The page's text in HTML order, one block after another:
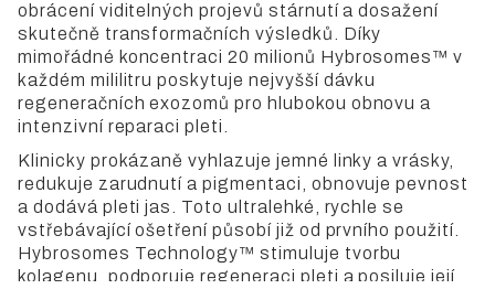
obrácení viditelných projevů stárnutí a dosažení
skutečně transformačních výsledků. Díky
mimořádné koncentraci 20 milionů Hybrosomes™ v
každém mililitru poskytuje nejvyšší dávku
regeneračních exozomů pro hlubokou obnovu a
intenzivní reparaci pleti.
Klinicky prokázaně vyhlazuje jemné linky a vrásky,
redukuje zarudnutí a pigmentaci, obnovuje pevnost
a dodává pleti jas. Toto ultralehké, rychle se
vstřebávající ošetření působí již od prvního použití.
Hybrosomes Technology™ stimuluje tvorbu
kolagenu, podporuje regeneraci pleti a posiluje její